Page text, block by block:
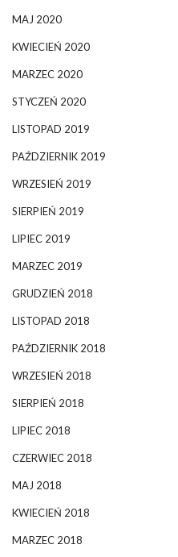
MAJ 2020
KWIECIEŃ 2020
MARZEC 2020
STYCZEŃ 2020
LISTOPAD 2019
PAŹDZIERNIK 2019
WRZESIEŃ 2019
SIERPIEŃ 2019
LIPIEC 2019
MARZEC 2019
GRUDZIEŃ 2018
LISTOPAD 2018
PAŹDZIERNIK 2018
WRZESIEŃ 2018
SIERPIEŃ 2018
LIPIEC 2018
CZERWIEC 2018
MAJ 2018
KWIECIEŃ 2018
MARZEC 2018